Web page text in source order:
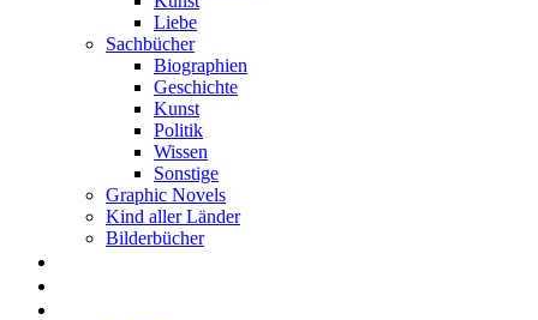
Liebe
Sachbücher
Biographien
Geschichte
Kunst
Politik
Wissen
Sonstige
Graphic Novels
Kind aller Länder
Bilderbücher